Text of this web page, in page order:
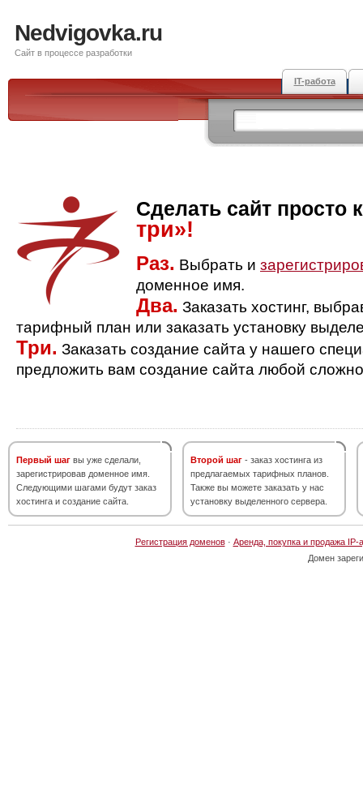
Nedvigovka.ru
Сайт в процессе разработки
IT-работа
Сделать сайт просто
три»!
Раз. Выбрать и
доменное имя.
Два. Заказать хостинг,
тарифный план или заказать установку
Три. Заказать создание сайта у нашего
предложить вам создание сайта любой
Первый шаг вы уже сделали,
зарегистрировав доменное имя.
Следующими шагами будут заказ
хостинга и создание сайта.
Второй шаг - заказ хостинга из
предлагаемых тарифных планов.
Также вы можете заказать у нас
установку выделенного сервера.
Регистрация доменов· Аренда, покупка и продажа IP-
Домен